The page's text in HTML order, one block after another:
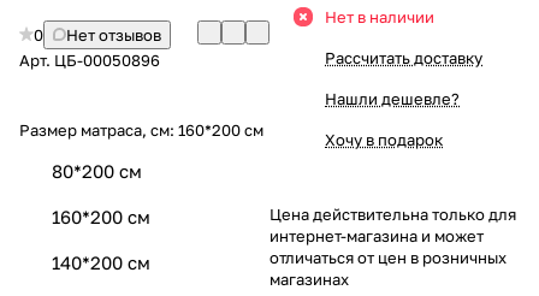
0
Нет отзывов
Арт. ЦБ-00050896
Размер матраса, см: 160*200 см
80*200 см
160*200 см
140*200 см
Нет в наличии
Рассчитать доставку
Нашли дешевле?
Хочу в подарок
Цена действительна только для
интернет-магазина и может
отличаться от цен в розничных
магазинах